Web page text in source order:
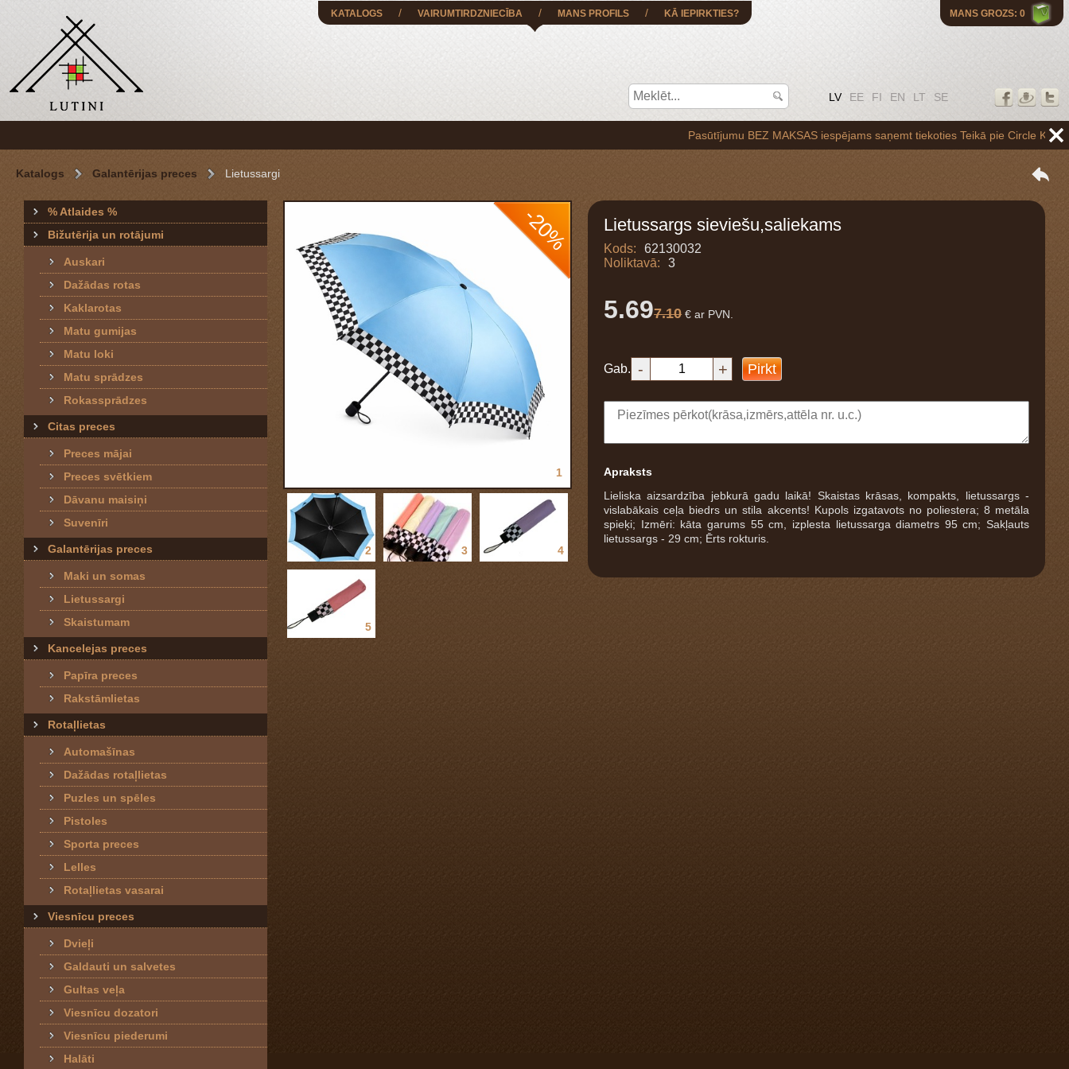
MANS GROZS: 0
LV EE FI EN LT SE
KATALOGS / VAIRUMTIRDZNIECĪBA / MANS PROFILS / KĀ IEPIRKTIES?
Pasūtījumu BEZ MAKSAS iespējams saņemt tiekoties Teikā pie Circle K uzpildes
Katalogs Galantērijas preces Lietussargi
% Atlaides %
Bižutērija un rotājumi
Auskari
Dažādas rotas
Kaklarotas
Matu gumijas
Matu loki
Matu sprādzes
Rokassprādzes
Citas preces
Preces mājai
Preces svētkiem
Dāvanu maisiņi
Suvenīri
Galantērijas preces
Maki un somas
Lietussargi
Skaistumam
Kancelejas preces
Papīra preces
Rakstāmlietas
Rotaļlietas
Automašīnas
Dažādas rotaļlietas
Puzles un spēles
Pistoles
Sporta preces
Lelles
Rotaļlietas vasarai
Viesnīcu preces
Dvieļi
Galdauti un salvetes
Gultas veļa
Viesnīcu dozatori
Viesnīcu piederumi
Halāti
1
-20%
2 3 4
5
Lietussargs sieviešu,saliekams
Kods:
62130032
Noliktavā:
3
5.697.10€ ar PVN.
Gab. - + Pirkt
Apraksts
Lieliska aizsardzība jebkurā gadu laikā! Skaistas krāsas, kompakts, lietussargs -
vislabākais ceļa biedrs un stila akcents! Kupols izgatavots no poliestera; 8 metāla
spieķi; Izmēri: kāta garums 55 cm, izplesta lietussarga diametrs 95 cm; Sakļauts
lietussargs - 29 cm; Ērts rokturis.